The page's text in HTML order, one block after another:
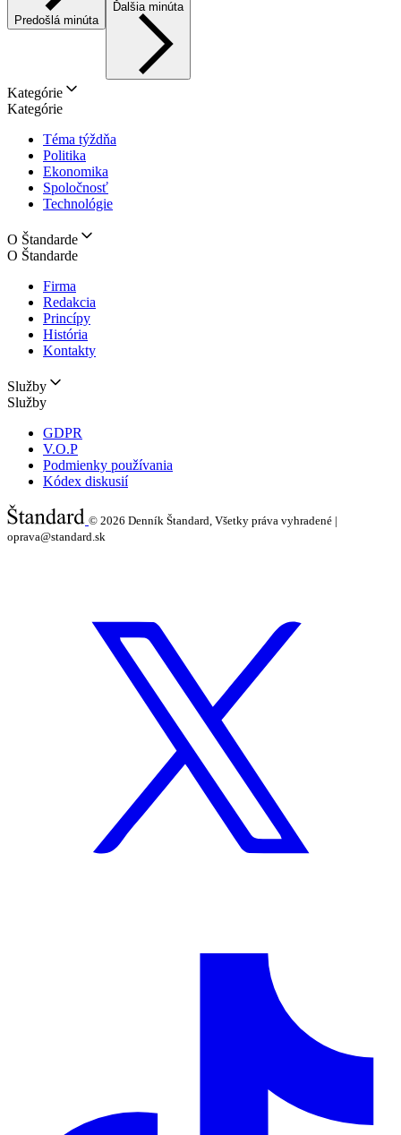
Predošlá minúta
Ďalšia minúta
Kategórie
Kategórie
Téma týždňa
Politika
Ekonomika
Spoločnosť
Technológie
O Štandarde
O Štandarde
Firma
Redakcia
Princípy
História
Kontakty
Služby
Služby
GDPR
V.O.P
Podmienky používania
Kódex diskusií
© 2026 Denník Štandard, Všetky práva vyhradené |
oprava@standard.sk